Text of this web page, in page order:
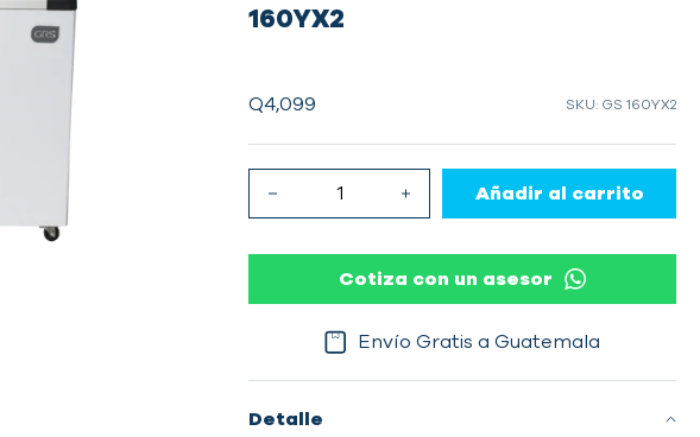
160YX2
Q4,099 SKU: GS 160YX2
Añadir al carrito
Cotiza con un asesor
Envío Gratis a Guatemala
Detalle